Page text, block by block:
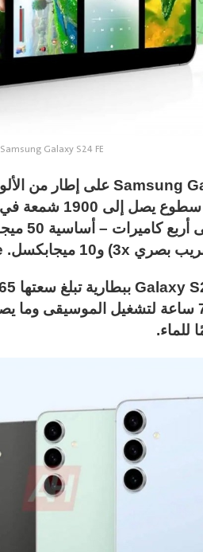
Samsung Galaxy S24 FE
للماء.